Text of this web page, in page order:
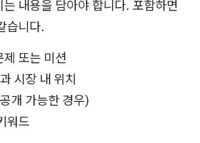
내용을 담아야 합니다. 포함하면
습니다.
또는 미션
시장 내 위치
개 가능한 경우)
워드